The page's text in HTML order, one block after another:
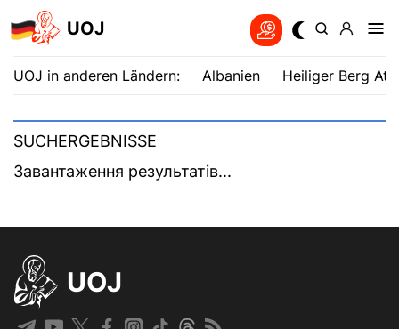
UOJ
UOJ in anderen Ländern: Albanien Heiliger Berg
SUCHERGEBNISSE
Завантаження результатів...
UOJ